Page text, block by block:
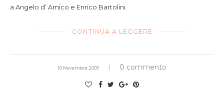
a Angelo d’ Amico e Enrico Bartolini.
CONTINUA A LEGGERE
10 Novembre 2009 0 commento